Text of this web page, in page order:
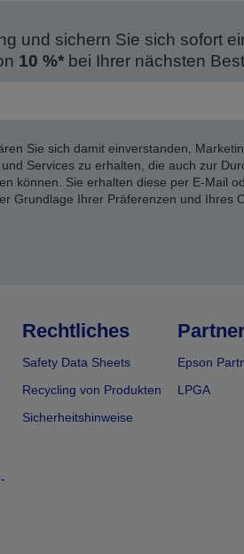
und sichern Sie sich sofort
10 %*bei Ihrer nächsten
Sie sich damit einverstanden,
Services zu erhalten, die auch zur
können. Sie erhalten diese per E-Mail
Grundlage Ihrer Präferenzen und Ihres
Rechtliches
Safety Data Sheets
Recycling von Produkten
Sicherheitshinweise
Epson
LPGA